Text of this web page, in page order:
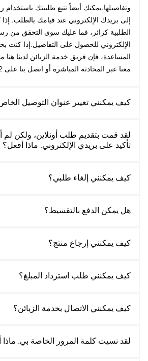
وتفاصيلها.يمكنك أيضاً تتبع طلبيتك باستخدام
إلى بريدك الإلكتروني عند قيامك بالطلب.
الطلبية كزائر، فما عليك سوى التحقق من
الإلكتروني للحصول على التفاصيل.إذا كنت
المساعدة، فإن فريق خدمة الزبائن لدينا
معنا عبر المحادثة المباشرة أو اتصل بنا على 80074292.
كيف يمكنني تغيير عنوان التوصيل
لقد قمت بتقديم طلب أونلاين، ولكن لم
تأكيد على بريدي الإلكتروني. ماذا أفعل؟
كيف يمكنني إلغاء طلبي؟
هل يمكن الدفع بالتقسيط؟
كيف يمكنني إرجاع منتج؟
كيف يمكنني طلب استرداد المبلغ؟
كيف يمكنني الاتصال بخدمة الزبائن؟
لقد نسيت كلمة المرور الخاصة بي. ماذا